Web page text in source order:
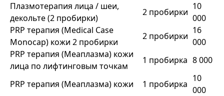
Плазмотерапия лица / шеи,
декольте (2 пробирки)
2 пробирки
10
000
PRP терапия (Medical Case
Monocap) кожи 2 пробирки
2 пробирки
16
000
PRP терапия (Меаплазма) кожи
лица по лифтинговым точкам
1 пробирка 8 000
PRP терапия (Меаплазма) кожи 1 пробирка
10
000